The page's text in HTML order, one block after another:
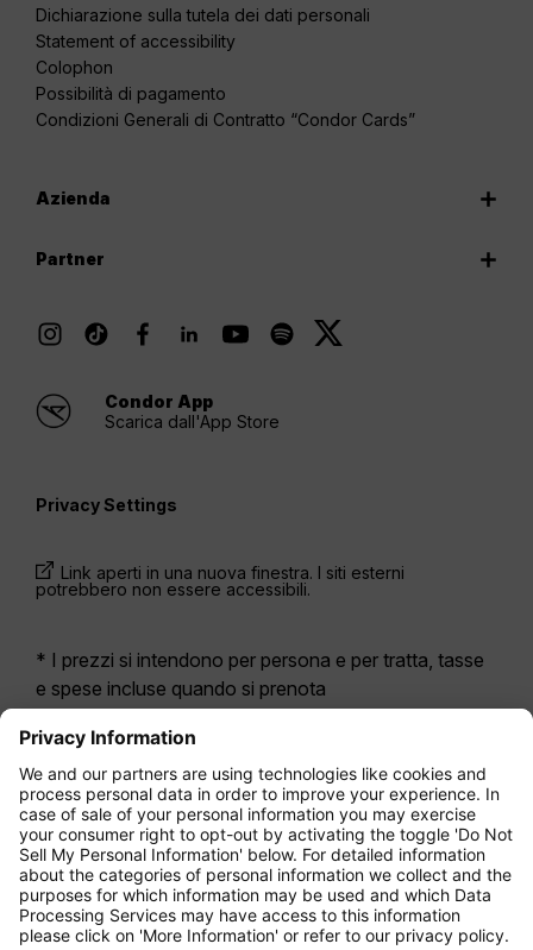
Dichiarazione sulla tutela dei dati personali
Statement of accessibility
Colophon
Possibilità di pagamento
Condizioni Generali di Contratto “Condor Cards”
Azienda
Partner
Condor App
Scarica dall'App Store
Privacy Settings
Link aperti in una nuova finestra. I siti esterni
potrebbero non essere accessibili.
* I prezzi si intendono per persona e per tratta, tasse
e spese incluse quando si prenota
Erano disponibili nelle ultime 24 ore e potrebbero non
essere più aggiornati. Le tariffe indicate per
l’Economy Class sono solitamente Economy Zero,
la nostra opzione di tariffa più limitata. Potrebbero
essere applicati costi aggiuntivi per ilbagaglioda
stiva registrato o altri servizi opzionali. Vengono
applicate leCondizioni Generali di Contratto.